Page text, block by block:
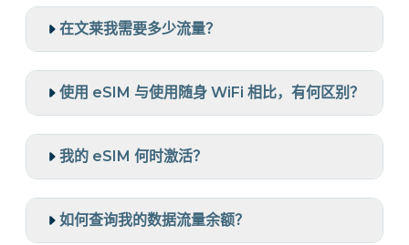
在文莱我需要多少流量？
使用 eSIM 与使用随身 WiFi 相比，有何区别？
我的 eSIM 何时激活？
如何查询我的数据流量余额？